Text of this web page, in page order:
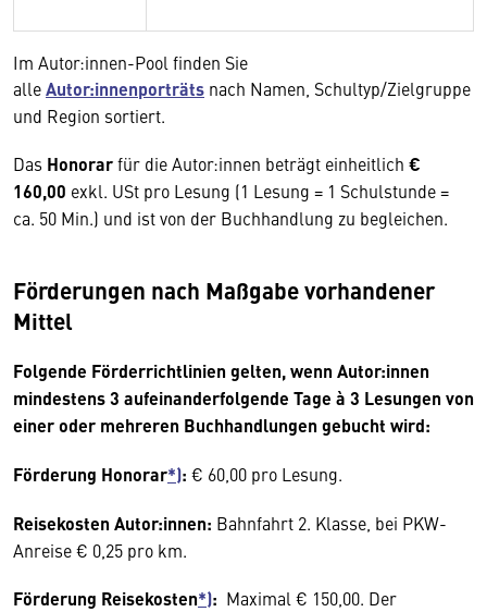
Im Autor:innen-Pool finden Sie
alleAutor:innenporträts nach Namen, Schultyp/Zielgruppe
und Region sortiert.
Das Honorarfür die Autor:innen beträgt einheitlich €
160,00 exkl. USt pro Lesung (1 Lesung = 1 Schulstunde =
ca. 50 Min.) und ist von der Buchhandlung zu begleichen.
Förderungen nach Maßgabe vorhandener
Mittel
Folgende Förderrichtlinien gelten, wenn Autor:innen
mindestens 3 aufeinanderfolgende Tage à 3 Lesungen von
einer oder mehreren Buchhandlungen gebucht wird:
Förderung Honorar*): € 60,00 pro Lesung.
Reisekosten Autor:innen: Bahnfahrt 2. Klasse, bei PKW-
Anreise € 0,25 pro km.
Förderung Reisekosten*): Maximal € 150,00. Der